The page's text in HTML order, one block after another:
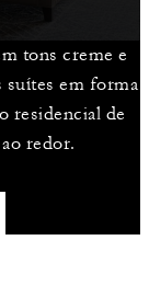
tons creme e
suítes em forma
residencial de
redor.